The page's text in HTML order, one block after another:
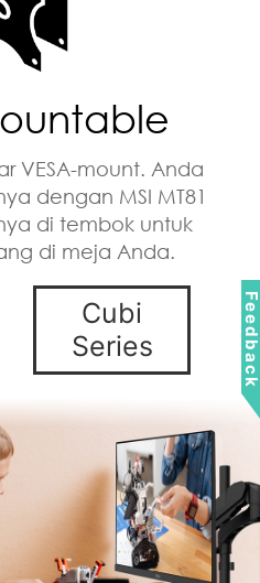
VESA-mount. Anda
dengan MSI MT81
di tembok untuk
di meja Anda.
Cubi
Series